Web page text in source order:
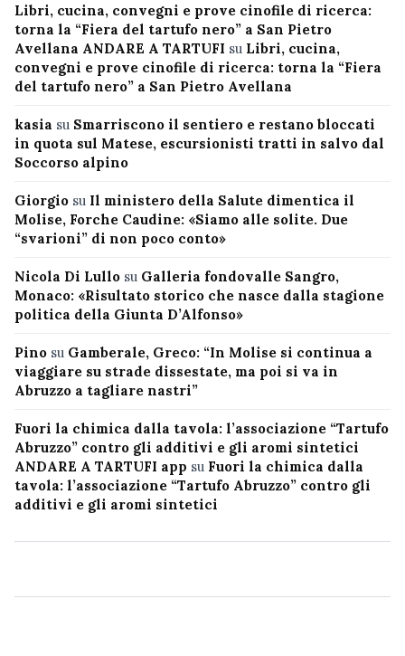
Libri, cucina, convegni e prove cinofile di ricerca:
torna la “Fiera del tartufo nero” a San Pietro
Avellana ANDARE A TARTUFI su Libri, cucina,
convegni e prove cinofile di ricerca: torna la “Fiera
del tartufo nero” a San Pietro Avellana
kasia su Smarriscono il sentiero e restano bloccati
in quota sul Matese, escursionisti tratti in salvo dal
Soccorso alpino
Giorgio su Il ministero della Salute dimentica il
Molise, Forche Caudine: «Siamo alle solite. Due
“svarioni” di non poco conto»
Nicola Di Lullo su Galleria fondovalle Sangro,
Monaco: «Risultato storico che nasce dalla stagione
politica della Giunta D’Alfonso»
Pino su Gamberale, Greco: “In Molise si continua a
viaggiare su strade dissestate, ma poi si va in
Abruzzo a tagliare nastri”
Fuori la chimica dalla tavola: l’associazione “Tartufo
Abruzzo” contro gli additivi e gli aromi sintetici
ANDARE A TARTUFI app su Fuori la chimica dalla
tavola: l’associazione “Tartufo Abruzzo” contro gli
additivi e gli aromi sintetici